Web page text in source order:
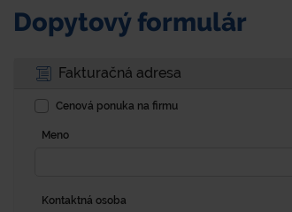
Dopytový formulár
Fakturačná adresa
Cenová ponuka na firmu
Meno
Kontaktná osoba